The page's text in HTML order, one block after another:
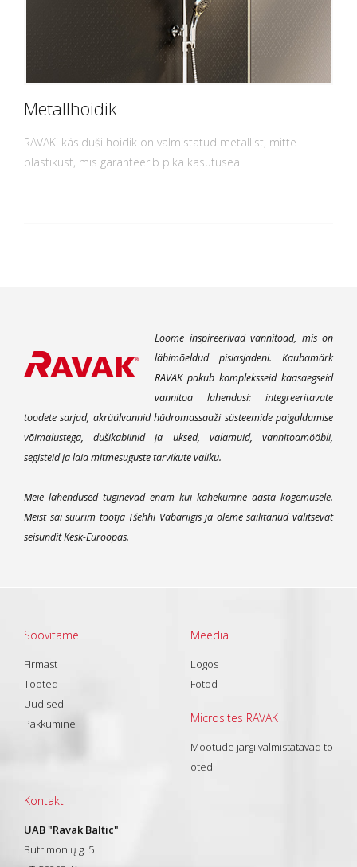
Metallhoidik
RAVAKi käsiduši hoidik on valmistatud metallist, mitte
plastikust, mis garanteerib pika kasutusea.
Loome inspireerivad vannitoad, mis on
läbimõeldud pisiasjadeni. Kaubamärk
RAVAK pakub kompleksseid kaasaegseid
vannitoa lahendusi: integreeritavate
toodete sarjad, akrüülvannid hüdromassaaži süsteemide paigaldamise
võimalustega, dušikabiinid ja uksed, valamuid, vannitoamööbli,
segisteid ja laia mitmesuguste tarvikute valiku.
Meie lahendused tuginevad enam kui kahekümne aasta kogemusele.
Meist sai suurim tootja Tšehhi Vabariigis ja oleme säilitanud valitsevat
seisundit Kesk-Euroopas.
Soovitame
Firmast
Tooted
Uudised
Pakkumine
Meedia
Logos
Fotod
Microsites RAVAK
Mõõtude järgi valmistatavad to
oted
Kontakt
UAB "Ravak Baltic"
Butrimonių g. 5